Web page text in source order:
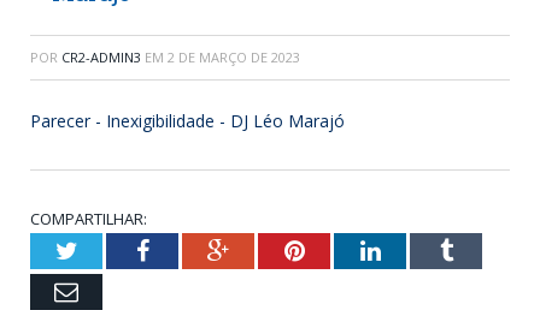
POR CR2-ADMIN3 EM 2 DE MARÇO DE 2023
Parecer - Inexigibilidade - DJ Léo Marajó
COMPARTILHAR:
TwitterFacebookGoogle+PinterestLinkedInTumblr
Email